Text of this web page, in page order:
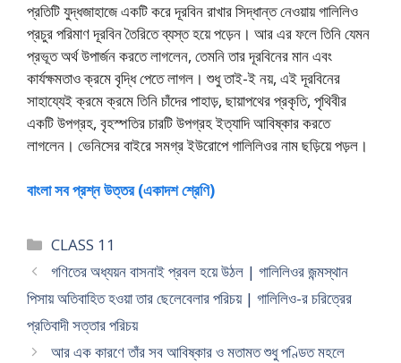
প্রতিটি যুদ্ধজাহাজে একটি করে দূরবিন রাখার সিদ্ধান্ত নেওয়ায় গালিলিও
প্রচুর পরিমাণ দূরবিন তৈরিতে ব্যস্ত হয়ে পড়েন। আর এর ফলে তিনি যেমন
প্রভূত অর্থ উপার্জন করতে লাগলেন, তেমনি তার দূরবিনের মান এবং
কার্যক্ষমতাও ক্রমে বৃদ্ধি পেতে লাগল। শুধু তাই-ই নয়, এই দূরবিনের
সাহায্যেই ক্রমে ক্রমে তিনি চাঁদের পাহাড়, ছায়াপথের প্রকৃতি, পৃথিবীর
একটি উপগ্রহ, বৃহস্পতির চারটি উপগ্রহ ইত্যাদি আবিষ্কার করতে
লাগলেন। ভেনিসের বাইরে সমগ্র ইউরােপে গালিলিওর নাম ছড়িয়ে পড়ল।
বাংলা সব প্রশ্ন উত্তর (একাদশ শ্রেণি)
Categories
CLASS 11
গণিতের অধ্যয়ন বাসনাই প্রবল হয়ে উঠল | গালিলিওর জন্মস্থান
পিসায় অতিবাহিত হওয়া তার ছেলেবেলার পরিচয় | গালিলিও-র চরিত্রের
প্রতিবাদী সত্তার পরিচয়
আর এক কারণে তাঁর সব আবিষ্কার ও মতামত শুধু পণ্ডিত মহলে